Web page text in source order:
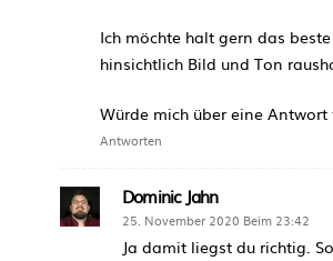
Ich möchte halt gern das
hinsichtlich Bild und Ton
Würde mich über eine Antwort
Antworten
Dominic Jahn
25. November 2020 Beim 23:42
Ja damit liegst du richtig.